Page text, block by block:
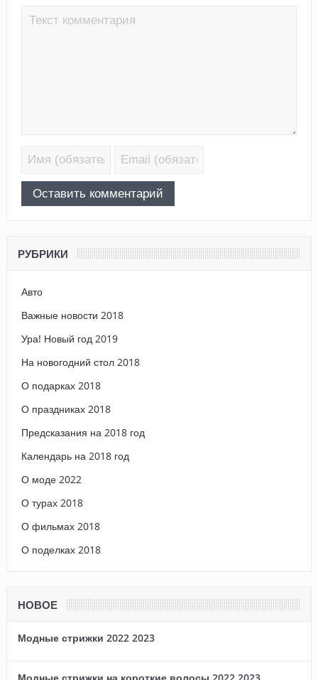
РУБРИКИ
Авто
Важные новости 2018
Ура! Новый год 2019
На новогодний стол 2018
О подарках 2018
О праздниках 2018
Предсказания на 2018 год
Календарь на 2018 год
О моде 2022
О турах 2018
О фильмах 2018
О поделках 2018
НОВОЕ
Модные стрижки 2022 2023